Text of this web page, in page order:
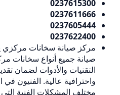
0237615300
0237611666
0237605444
0237622400
مركز صيانة سخانات
صيانة جميع أنواع سخانات
التقنيات والأدوات لضمان
واحترافية عالية. الفنيون
مختلف المشكلات الفنية